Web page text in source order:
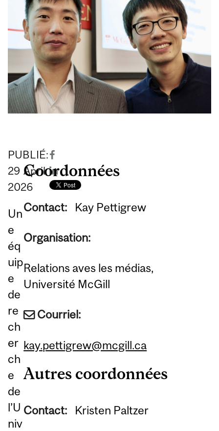
PUBLIÉ:
29 April
2026
Un
e
éq
uip
e
de
re
ch
er
ch
e
de
l’U
niv
Coordonnées
Contact: Kay Pettigrew
Organisation:
Relations aves les médias,
Université McGill
Courriel:
kay.pettigrew@mcgill.ca
Autres coordonnées
Contact: Kristen Paltzer